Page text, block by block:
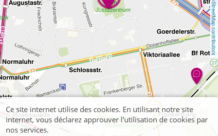
OpenStreetMap contributors
Ce site internet utilise des cookies. En utilisant notre site
internet, vous déclarez approuver l'utilisation de cookies par
nos services.